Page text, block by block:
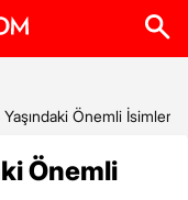
Yaşındaki Önemli
Önemli